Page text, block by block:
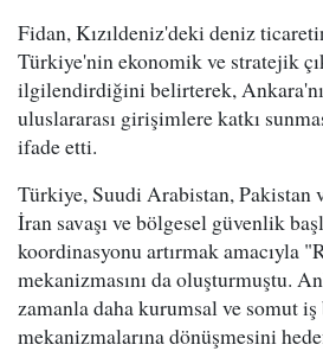
Fidan, Kızıldeniz'deki deniz
Türkiye'nin ekonomik ve stratejik
ilgilendirdiğini belirterek,
uluslararası girişimlere katkı
ifade etti.
Türkiye, Suudi Arabistan, Pakistan
İran savaşı ve bölgesel güvenlik
koordinasyonu artırmak amacıyla
mekanizmasını da oluşturmuştu.
zamanla daha kurumsal ve somut
mekanizmalarına dönüşmesini